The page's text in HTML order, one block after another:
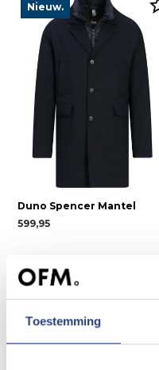
Toestemming
Nieuw.
Duno Spencer Mantel
599,95